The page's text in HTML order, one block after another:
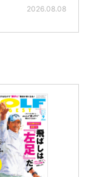
2026.08.08